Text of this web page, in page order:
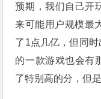
预期，我们自己开
来可能用户规模最
了1点几亿，但同
的一款游戏也会有
了特别高的分，但